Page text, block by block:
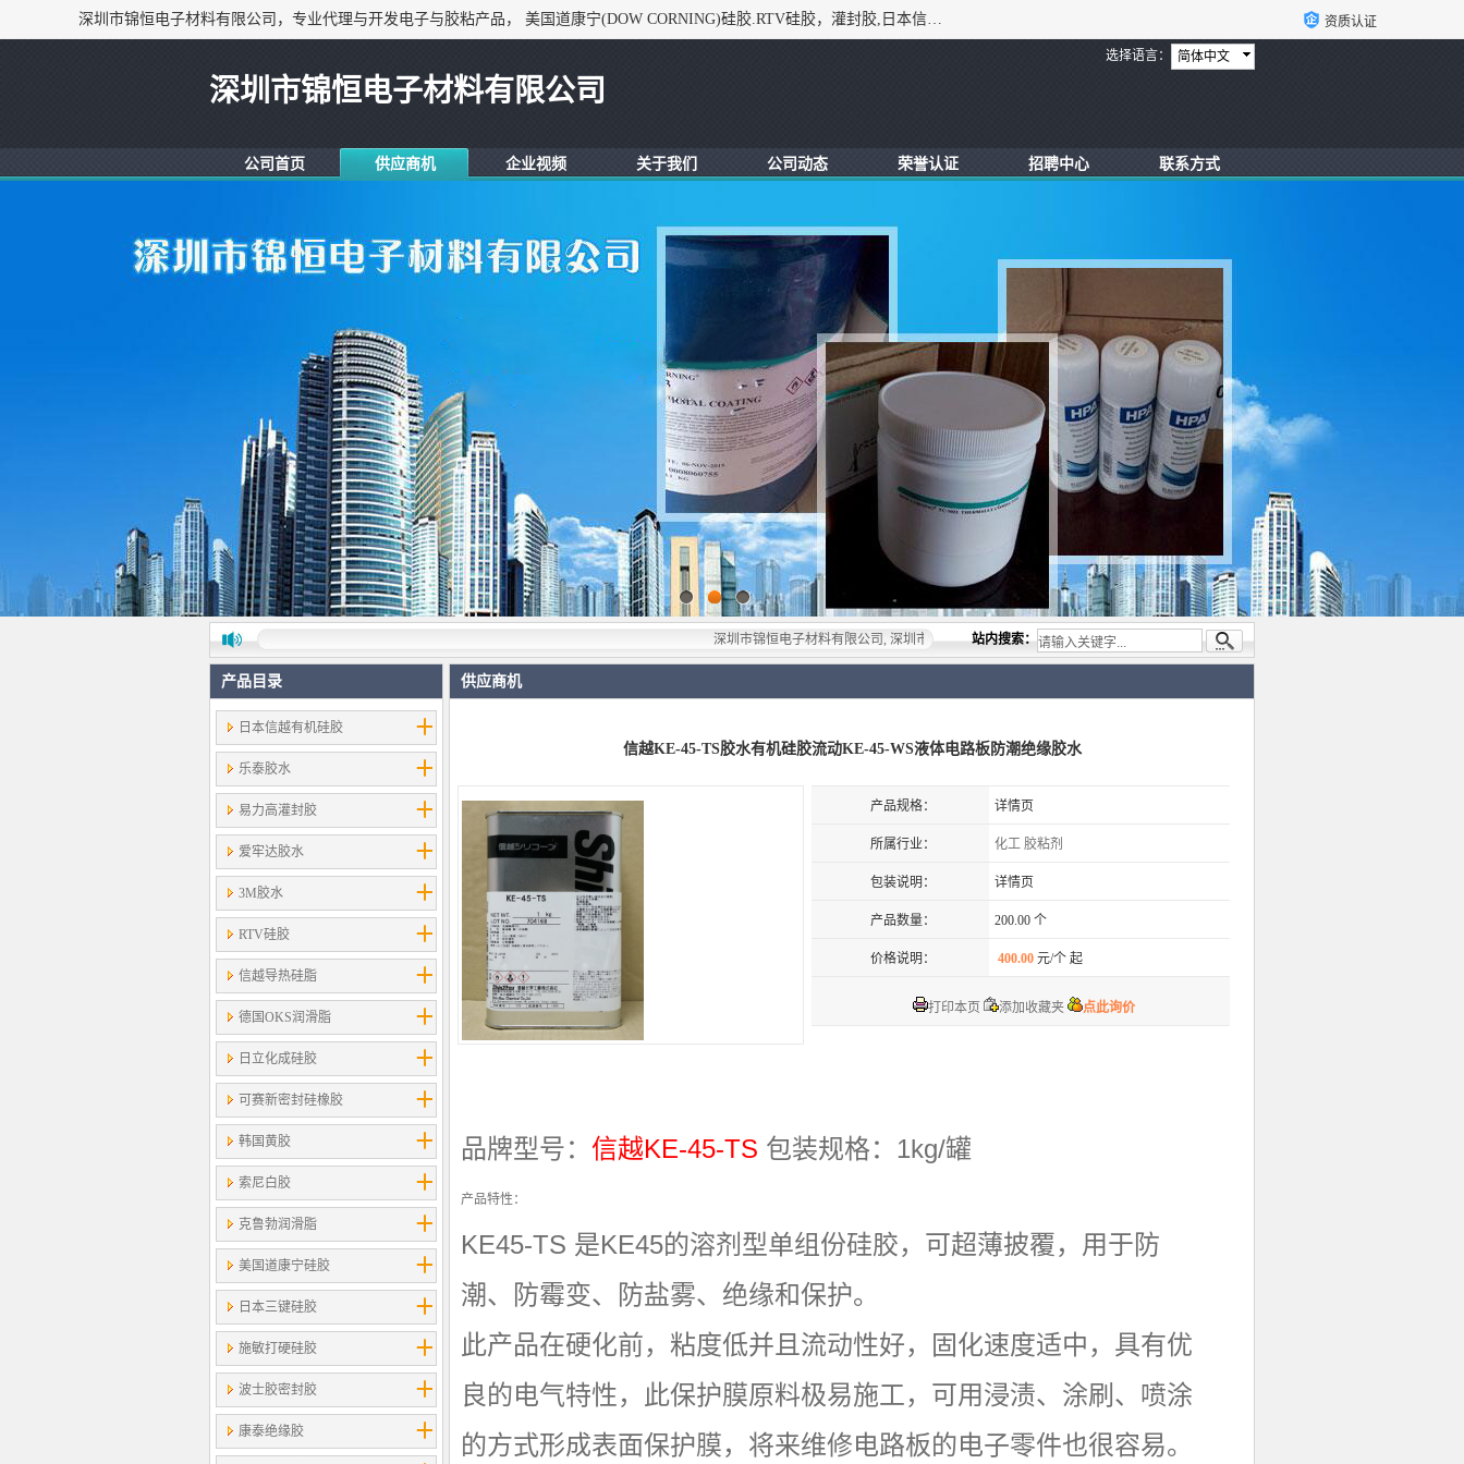
深圳市锦恒电子材料有限公司，专业代理与开发电子与胶粘产品， 美国道康宁(DOW CORNING)硅胶.RTV硅胶，灌封胶,日本信越(ShinEtsu)， 美国通用/东芝(GE/Toshiba)，美国HUMISEAL防潮绝缘胶， 日本小西(KONISHI)胶粘剂，3M,三键，乐泰，日本施敏打硬(CEMEDINE)硅胶，等众多进口品牌. 资质认证
简体中文
选择语言：
深圳市锦恒电子材料有限公司
公司首页 供应商机 企业视频 关于我们 公司动态 荣誉认证 招聘中心 联系方式
深圳市锦恒电子材料有限公司, 深圳市锦恒电子材料有限公司，专业代理与开发电子与胶粘产品， 美国道康宁(DOW CORNING)硅
站内搜索：
产品目录
日本信越有机硅胶
乐泰胶水
易力高灌封胶
爱牢达胶水
3M胶水
RTV硅胶
信越导热硅脂
德国OKS润滑脂
日立化成硅胶
可赛新密封硅橡胶
韩国黄胶
索尼白胶
克鲁勃润滑脂
美国道康宁硅胶
日本三键硅胶
施敏打硬硅胶
波士胶密封胶
康泰绝缘胶
供应商机
信越KE-45-TS胶水有机硅胶流动KE-45-WS液体电路板防潮绝缘胶水
产品规格： 详情页
所属行业： 化工 胶粘剂
包装说明： 详情页
产品数量： 200.00 个
价格说明： 400.00 元/个 起
打印本页 添加收藏夹 点此询价
品牌型号： 信越KE-45-TS 包装规格：1kg/罐
产品特性：
KE45-TS 是KE45的溶剂型单组份硅胶，可超薄披覆，用于防
潮、防霉变、防盐雾、绝缘和保护。
此产品在硬化前，粘度低并且流动性好，固化速度适中，具有优
良的电气特性，此保护膜原料极易施工，可用浸渍、涂刷、喷涂
的方式形成表面保护膜，将来维修电路板的电子零件也很容易。